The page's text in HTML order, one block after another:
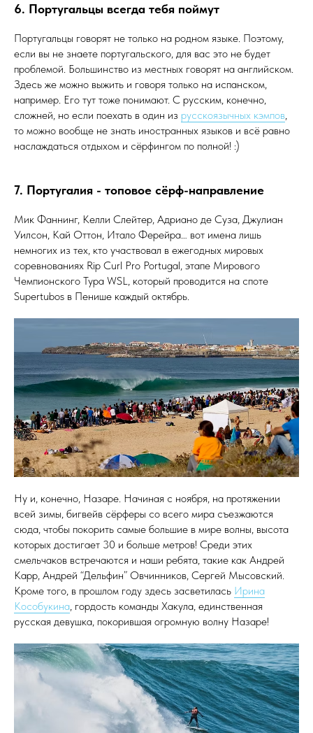
6. Португальцы всегда тебя поймут
Португальцы говорят не только на родном языке. Поэтому,
если вы не знаете португальского, для вас это не будет
проблемой. Большинство из местных говорят на английском.
Здесь же можно выжить и говоря только на испанском,
например. Его тут тоже понимают. С русским, конечно,
сложней, но если поехать в один из русскоязычных кэмпов
то можно вообще не знать иностранных языков и всё равно
наслаждаться отдыхом и сёрфингом по полной! :)
7. Португалия - топовое сёрф-направление
Мик Фаннинг, Келли Слейтер, Адриано де Суза, Джулиан
Уилсон, Кай Оттон, Итало Ферейра… вот имена лишь
немногих из тех, кто участвовал в ежегодных мировых
соревнованиях Rip Curl Pro Portugal, этапе Мирового
Чемпионского Тура WSL, который проводится на споте
Supertubos в Пенише каждый октябрь.
Ну и, конечно, Назаре. Начиная с ноября, на протяжении
всей зимы, бигвейв сёрферы со всего мира съезжаются
сюда, чтобы покорить самые большие в мире волны, высота
которых достигает 30 и больше метров! Среди этих
смельчаков встречаются и наши ребята, такие как Андрей
Карр, Андрей “Дельфин” Овчинников, Сергей Мысовский.
Кроме того, в прошлом году здесь засветилась Ирина
Кособукина, гордость команды Хакула, единственная
русская девушка, покорившая огромную волну Назаре!